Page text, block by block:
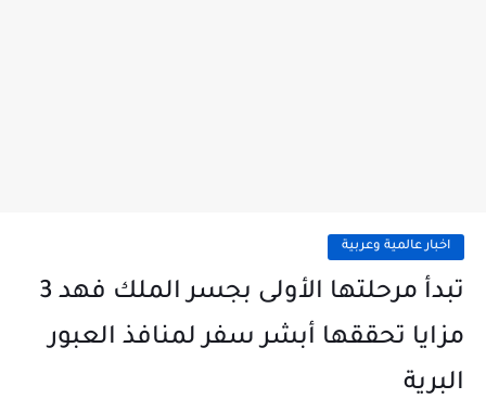
اخبار عالمية وعربية
تبدأ مرحلتها الأولى بجسر الملك فهد 3
مزايا تحققها أبشر سفر لمنافذ العبور
البرية